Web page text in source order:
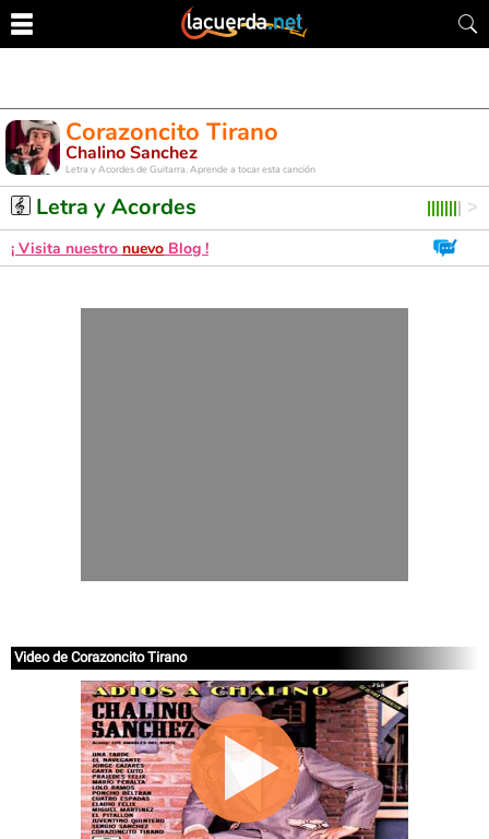
Corazoncito Tirano
Chalino Sanchez
Letra y Acordes de Guitarra. Aprende a tocar esta canción
Letra y Acordes
¡ Visita nuestro nuevo Blog !
Video de Corazoncito Tirano